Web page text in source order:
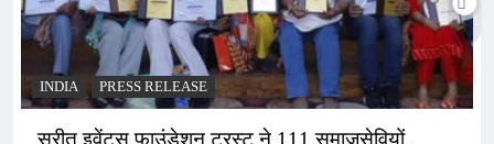
INDIA PRESS RELEASE
सुरीत इवेंट्स फाउंडेशन ट्रस्ट ने 111 समाजसेवियों,